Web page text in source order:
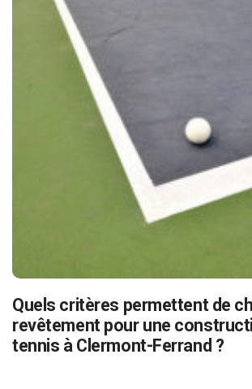
Quels critères permettent de
revêtement pour une
tennis à Clermont-Ferrand ?